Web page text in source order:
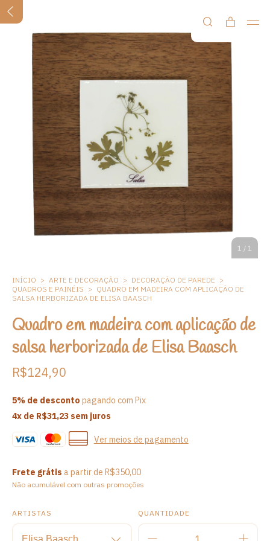
1 / 1
INÍCIO > ARTE E DECORAÇÃO > DECORAÇÃO DE PAREDE >
QUADROS E PAINÉIS > QUADRO EM MADEIRA COM APLICAÇÃO DE
SALSA HERBORIZADA DE ELISA BAASCH
Quadro em madeira com aplicação de
salsa herborizada de Elisa Baasch
R$124,90
5% de desconto pagando com Pix
4x de R$31,23 sem juros
Ver meios de pagamento
Frete grátis a partir de R$350,00
Não acumulável com outras promoções
ARTISTAS QUANTIDADE